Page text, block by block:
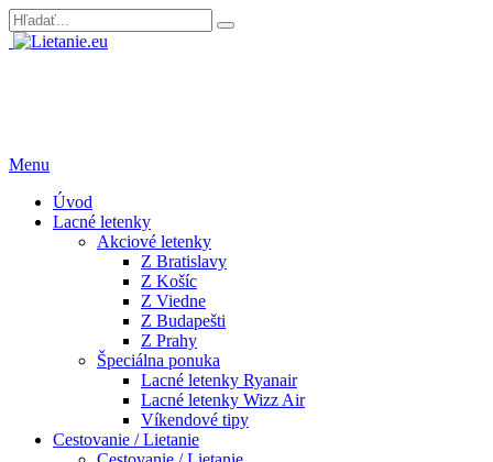
Menu
Úvod
Lacné letenky
Akciové letenky
Z Bratislavy
Z Košíc
Z Viedne
Z Budapešti
Z Prahy
Špeciálna ponuka
Lacné letenky Ryanair
Lacné letenky Wizz Air
Víkendové tipy
Cestovanie / Lietanie